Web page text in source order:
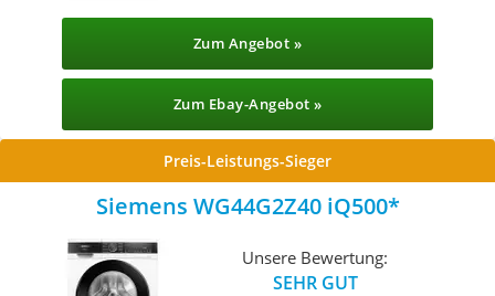
Zum Angebot »
Zum Ebay-Angebot »
Preis-Leistungs-Sieger
Siemens WG44G2Z40 iQ500
Unsere Bewertung:
SEHR GUT